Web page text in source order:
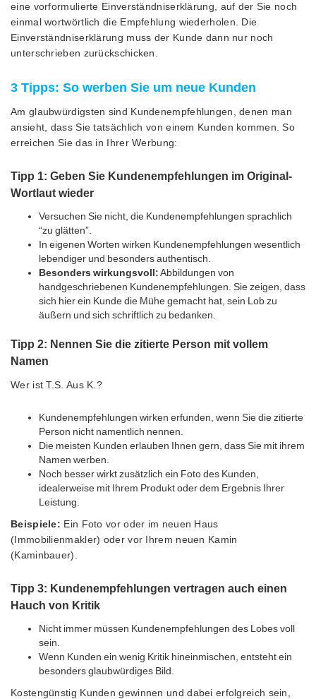
eine vorformulierte Einverständniserklärung, auf der Sie noch
einmal wortwörtlich die Empfehlung wiederholen. Die
Einverständniserklärung muss der Kunde dann nur noch
unterschrieben zurückschicken.
3 Tipps: So werben Sie um neue Kunden
Am glaubwürdigsten sind Kundenempfehlungen, denen man
ansieht, dass Sie tatsächlich von einem Kunden kommen. So
erreichen Sie das in Ihrer Werbung:
Tipp 1: Geben Sie Kundenempfehlungen im Original-
Wortlaut wieder
Versuchen Sie nicht, die Kundenempfehlungen sprachlich
“zu glätten”.
In eigenen Worten wirken Kundenempfehlungen wesentlich
lebendiger und besonders authentisch.
Besonders wirkungsvoll:Abbildungen von
handgeschriebenen Kundenempfehlungen. Sie zeigen, dass
sich hier ein Kunde die Mühe gemacht hat, sein Lob zu
äußern und sich schriftlich zu bedanken.
Tipp 2: Nennen Sie die zitierte Person mit vollem
Namen
Wer ist T.S. Aus K.?
Kundenempfehlungen wirken erfunden, wenn Sie die zitierte
Person nicht namentlich nennen.
Die meisten Kunden erlauben Ihnen gern, dass Sie mit ihrem
Namen werben.
Noch besser wirkt zusätzlich ein Foto des Kunden,
idealerweise mit Ihrem Produkt oder dem Ergebnis Ihrer
Leistung.
Beispiele: Ein Foto vor oder im neuen Haus
(Immobilienmakler) oder vor Ihrem neuen Kamin
(Kaminbauer).
Tipp 3: Kundenempfehlungen vertragen auch einen
Hauch von Kritik
Nicht immer müssen Kundenempfehlungen des Lobes voll
sein.
Wenn Kunden ein wenig Kritik hineinmischen, entsteht ein
besonders glaubwürdiges Bild.
Kostengünstig Kunden gewinnen und dabei erfolgreich sein,